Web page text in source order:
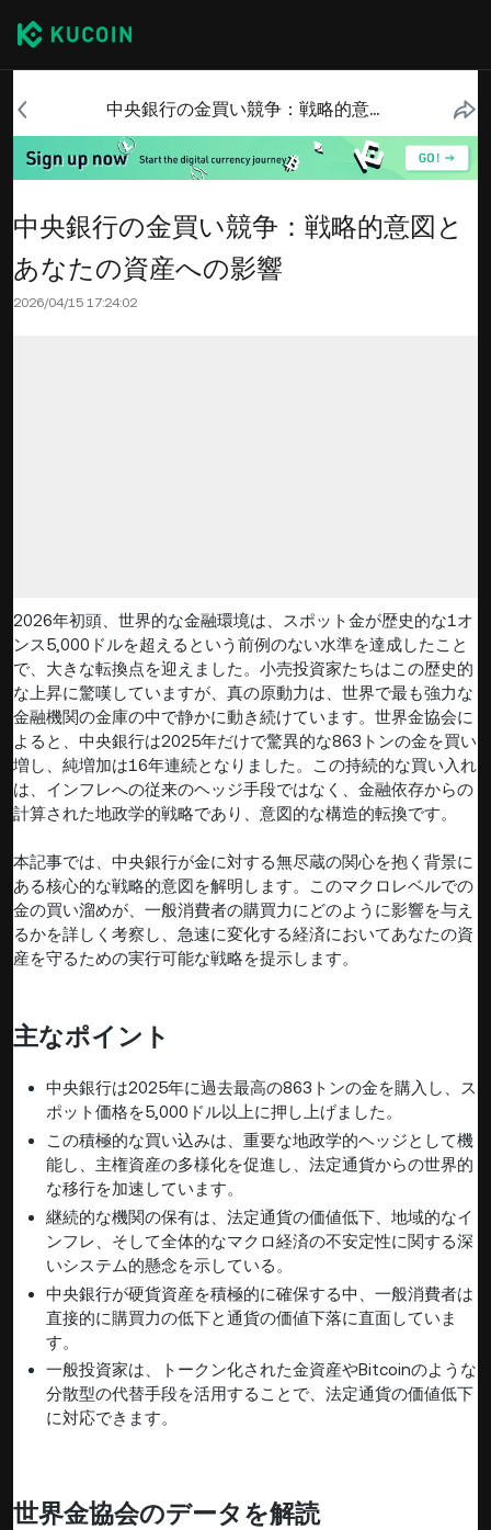
中央銀行の金買い競争：戦略的意図とあなたの資産への影響
中央銀行の金買い競争：戦略的意図と
あなたの資産への影響
2026/04/15 17:24:02
2026年初頭、世界的な金融環境は、スポット金が歴史的な1オ
ンス5,000ドルを超えるという前例のない水準を達成したこと
で、大きな転換点を迎えました。小売投資家たちはこの歴史的
な上昇に驚嘆していますが、真の原動力は、世界で最も強力な
金融機関の金庫の中で静かに動き続けています。世界金協会に
よると、中央銀行は2025年だけで驚異的な863トンの金を買い
増し、純増加は16年連続となりました。この持続的な買い入れ
は、インフレへの従来のヘッジ手段ではなく、金融依存からの
計算された地政学的戦略であり、意図的な構造的転換です。
本記事では、中央銀行が金に対する無尽蔵の関心を抱く背景に
ある核心的な戦略的意図を解明します。このマクロレベルでの
金の買い溜めが、一般消費者の購買力にどのように影響を与え
るかを詳しく考察し、急速に変化する経済においてあなたの資
産を守るための実行可能な戦略を提示します。
主なポイント
中央銀行は2025年に過去最高の863トンの金を購入し、ス
ポット価格を5,000ドル以上に押し上げました。
この積極的な買い込みは、重要な地政学的ヘッジとして機
能し、主権資産の多様化を促進し、法定通貨からの世界的
な移行を加速しています。
継続的な機関の保有は、法定通貨の価値低下、地域的なイ
ンフレ、そして全体的なマクロ経済の不安定性に関する深
いシステム的懸念を示している。
中央銀行が硬貨資産を積極的に確保する中、一般消費者は
直接的に購買力の低下と通貨の価値下落に直面していま
す。
一般投資家は、トークン化された金資産やBitcoinのような
分散型の代替手段を活用することで、法定通貨の価値低下
に対応できます。
世界金協会のデータを解読